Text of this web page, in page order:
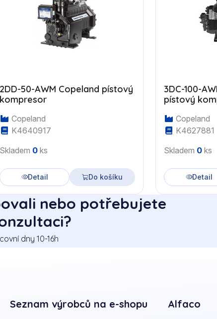
2DD-50-AWM Copeland pístový
kompresor
Copeland
K4640917
Skladem 0 ks
Detail Do košíku
3DC-100-
pístový
Copeland
K4627881
Skladem 0 ks
Detail
nebo potřebujete
dny 10-16h
Seznam výrobců na e-shopu Alfaco